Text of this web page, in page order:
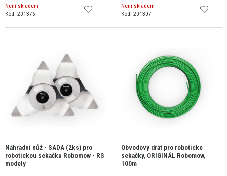
Není skladem
Kód: 201376
Není skladem
Kód: 201307
Náhradní nůž - SADA (2ks) pro
robotickou sekačku Robomow - RS
modely
Obvodový drát pro robotické
sekačky, ORIGINÁL Robomow,
100m